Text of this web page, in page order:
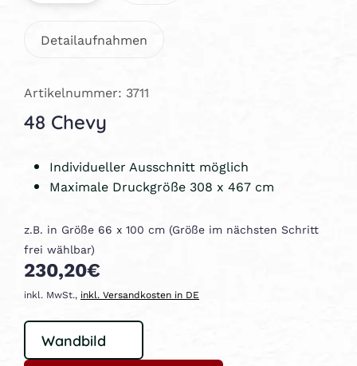
Detailaufnahmen
Artikelnummer: 3711
48 Chevy
Individueller Ausschnitt möglich
Maximale Druckgröße 308 x 467 cm
z.B. in Größe 66 x 100 cm (Größe im nächsten Schritt
frei wählbar)
230,20€
inkl. MwSt., inkl. Versandkosten in DE